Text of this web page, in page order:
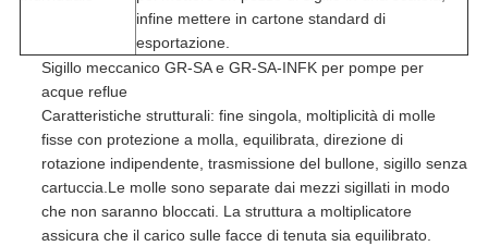
infine mettere in cartone standard di
esportazione.
Sigillo meccanico GR-SA e GR-SA-INFK per pompe per
acque reflue
Caratteristiche strutturali: fine singola, moltiplicità di molle
fisse con protezione a molla, equilibrata, direzione di
rotazione indipendente, trasmissione del bullone, sigillo senza
cartuccia.Le molle sono separate dai mezzi sigillati in modo
che non saranno bloccati. La struttura a moltiplicatore
assicura che il carico sulle facce di tenuta sia equilibrato.